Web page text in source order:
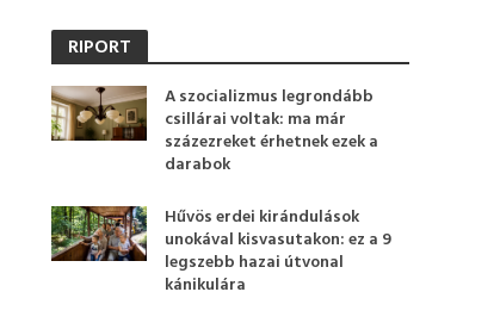
RIPORT
A szocializmus legrondább
csillárai voltak: ma már
százezreket érhetnek ezek a
darabok
Hűvös erdei kirándulások
unokával kisvasutakon: ez a 9
legszebb hazai útvonal
kánikulára